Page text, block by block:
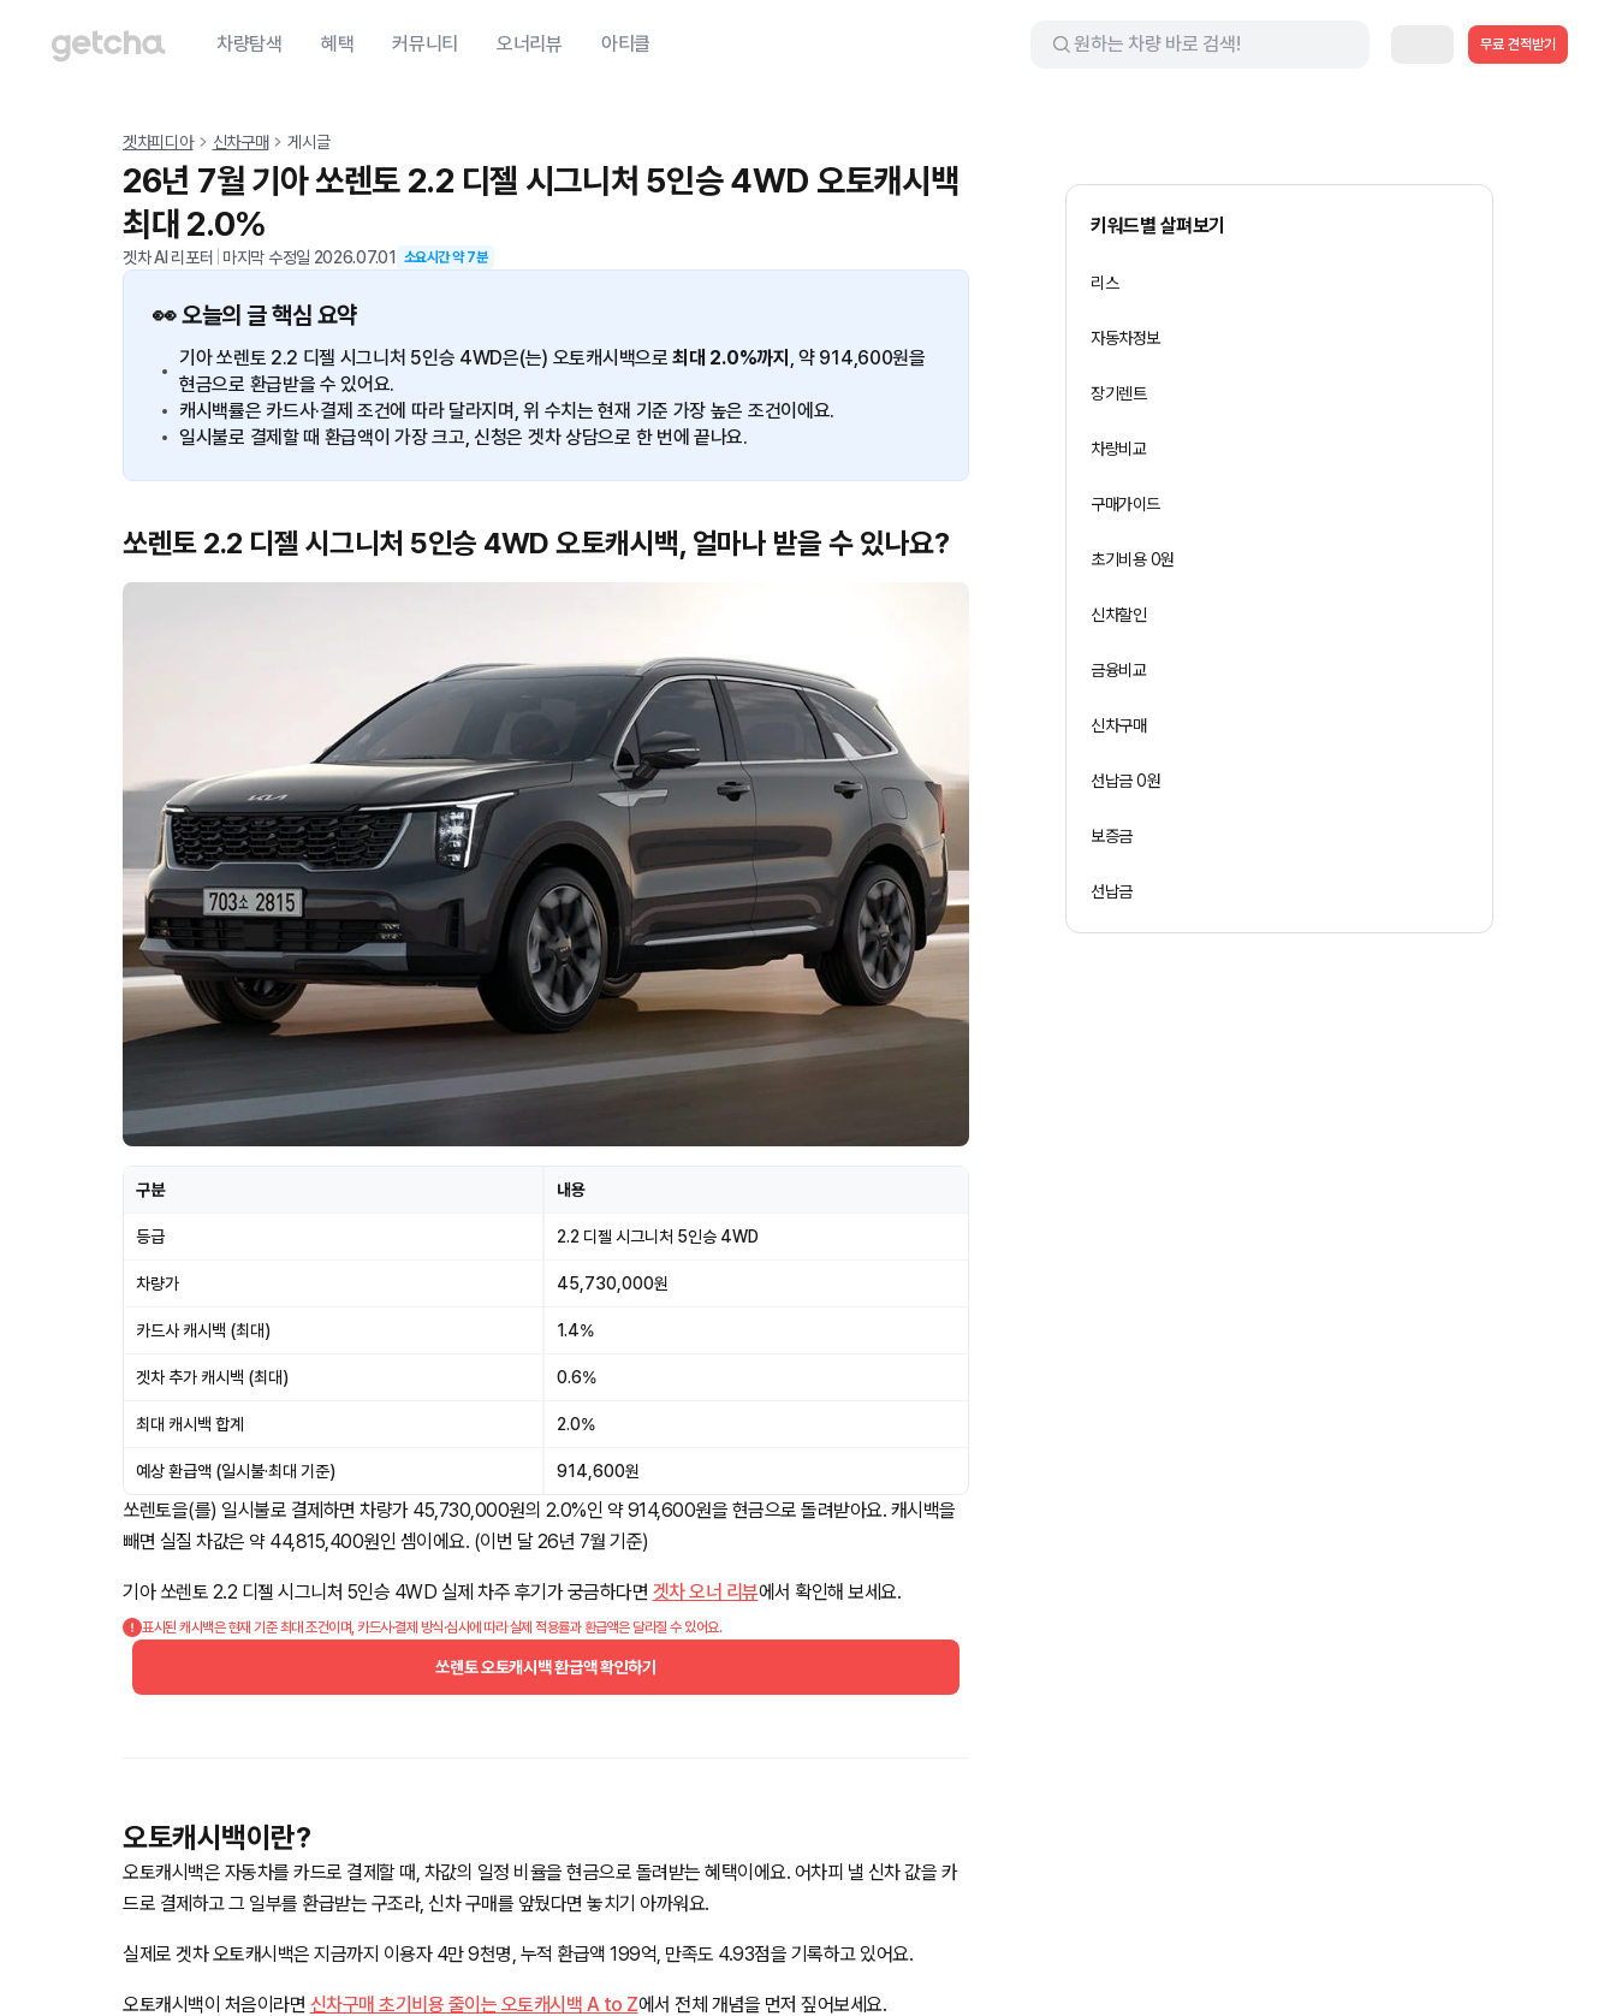
차량탐색 혜택 커뮤니티 오너리뷰 아티클 무료 견적받기
겟차피디아 신차구매 게시글
26년 7월 기아 쏘렌토 2.2 디젤 시그니처 5인승 4WD 오토캐시백
최대 2.0%
겟차 AI 리포터 마지막 수정일 2026.07.01 소요시간 약7분
👀 오늘의 글 핵심 요약
기아 쏘렌토 2.2 디젤 시그니처 5인승 4WD은(는) 오토캐시백으로최대 2.0%까지 , 약 914,600원을
현금으로 환급받을 수 있어요.
캐시백률은 카드사·결제 조건에 따라 달라지며, 위 수치는 현재 기준 가장 높은 조건이에요.
일시불로 결제할 때 환급액이 가장 크고, 신청은 겟차 상담으로 한 번에 끝나요.
쏘렌토 2.2 디젤 시그니처 5인승 4WD 오토캐시백, 얼마나 받을 수 있나요?
구분 내용
등급 2.2 디젤 시그니처 5인승 4WD
차량가 45,730,000원
카드사 캐시백 (최대) 1.4%
겟차 추가 캐시백 (최대) 0.6%
최대 캐시백 합계 2.0%
예상 환급액 (일시불·최대 기준) 914,600원
쏘렌토을(를) 일시불로 결제하면 차량가 45,730,000원의 2.0%인 약 914,600원을 현금으로 돌려받아요. 캐시백을
빼면 실질 차값은 약 44,815,400원인 셈이에요. (이번 달 26년 7월 기준)
기아 쏘렌토 2.2 디젤 시그니처 5인승 4WD 실제 차주 후기가 궁금하다면 겟차 오너 리뷰에서 확인해 보세요.
표시된 캐시백은 현재 기준 최대 조건이며, 카드사·결제 방식·심사에 따라 실제 적용률과 환급액은 달라질 수 있어요.
쏘렌토 오토캐시백 환급액 확인하기
오토캐시백이란?
오토캐시백은 자동차를 카드로 결제할 때, 차값의 일정 비율을 현금으로 돌려받는 혜택이에요. 어차피 낼 신차 값을 카
드로 결제하고 그 일부를 환급받는 구조라, 신차 구매를 앞뒀다면 놓치기 아까워요.
실제로 겟차 오토캐시백은 지금까지 이용자 4만 9천명, 누적 환급액 199억, 만족도 4.93점을 기록하고 있어요.
오토캐시백이 처음이라면 신차구매 초기비용 줄이는 오토캐시백 A to Z에서 전체 개념을 먼저 짚어보세요.
키워드별 살펴보기
리스
자동차정보
장기렌트
차량비교
구매가이드
초기비용 0원
신차할인
금융비교
신차구매
선납금 0원
보증금
선납금